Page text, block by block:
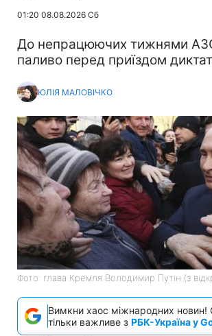
01:20 08.08.2026 Сб
До непрацюючих тижнями
паливо перед приїздом
ЮЛІЯ МАЛОВІЧКО
Фото: глава Кремля Володимир Путін (з
Вимкни хаос міжнародних
тільки важливе з РБК-Україна у